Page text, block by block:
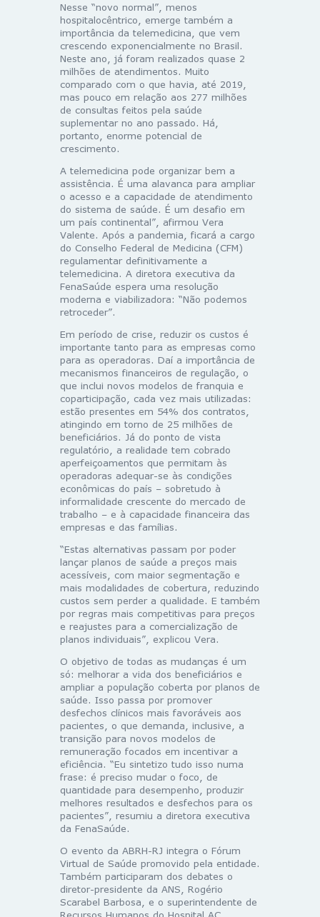
Nesse “novo normal”, menos
hospitalocêntrico, emerge também a
importância da telemedicina, que vem
crescendo exponencialmente no Brasil.
Neste ano, já foram realizados quase 2
milhões de atendimentos. Muito
comparado com o que havia, até 2019,
mas pouco em relação aos 277 milhões
de consultas feitos pela saúde
suplementar no ano passado. Há,
portanto, enorme potencial de
crescimento.
A telemedicina pode organizar bem a
assistência. É uma alavanca para ampliar
o acesso e a capacidade de atendimento
do sistema de saúde. É um desafio em
um país continental”, afirmou Vera
Valente. Após a pandemia, ficará a cargo
do Conselho Federal de Medicina (CFM)
regulamentar definitivamente a
telemedicina. A diretora executiva da
FenaSaúde espera uma resolução
moderna e viabilizadora: “Não podemos
retroceder”.
Em período de crise, reduzir os custos é
importante tanto para as empresas como
para as operadoras. Daí a importância de
mecanismos financeiros de regulação, o
que inclui novos modelos de franquia e
coparticipação, cada vez mais utilizadas:
estão presentes em 54% dos contratos,
atingindo em torno de 25 milhões de
beneficiários. Já do ponto de vista
regulatório, a realidade tem cobrado
aperfeiçoamentos que permitam às
operadoras adequar-se às condições
econômicas do país – sobretudo à
informalidade crescente do mercado de
trabalho – e à capacidade financeira das
empresas e das famílias.
“Estas alternativas passam por poder
lançar planos de saúde a preços mais
acessíveis, com maior segmentação e
mais modalidades de cobertura, reduzindo
custos sem perder a qualidade. E também
por regras mais competitivas para preços
e reajustes para a comercialização de
planos individuais”, explicou Vera.
O objetivo de todas as mudanças é um
só: melhorar a vida dos beneficiários e
ampliar a população coberta por planos de
saúde. Isso passa por promover
desfechos clínicos mais favoráveis aos
pacientes, o que demanda, inclusive, a
transição para novos modelos de
remuneração focados em incentivar a
eficiência. “Eu sintetizo tudo isso numa
frase: é preciso mudar o foco, de
quantidade para desempenho, produzir
melhores resultados e desfechos para os
pacientes”, resumiu a diretora executiva
da FenaSaúde.
O evento da ABRH-RJ integra o Fórum
Virtual de Saúde promovido pela entidade.
Também participaram dos debates o
diretor-presidente da ANS, Rogério
Scarabel Barbosa, e o superintendente de